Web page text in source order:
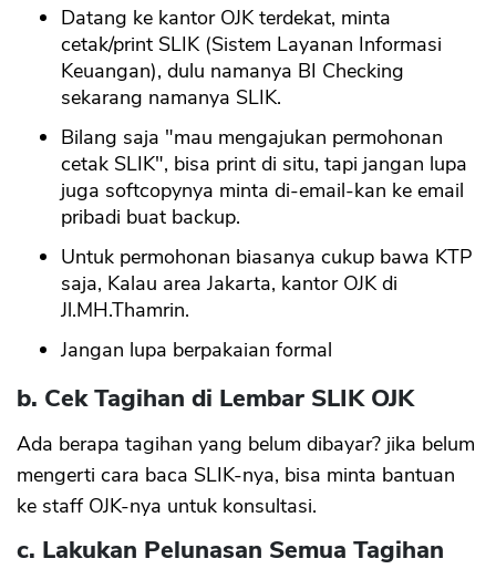
Datang ke kantor OJK terdekat, minta
cetak/print SLIK (Sistem Layanan Informasi
Keuangan), dulu namanya BI Checking
sekarang namanya SLIK.
Bilang saja "mau mengajukan permohonan
cetak SLIK", bisa print di situ, tapi jangan lupa
juga softcopynya minta di-email-kan ke email
pribadi buat backup.
Untuk permohonan biasanya cukup bawa KTP
saja, Kalau area Jakarta, kantor OJK di
Jl.MH.Thamrin.
Jangan lupa berpakaian formal
b. Cek Tagihan di Lembar SLIK OJK
Ada berapa tagihan yang belum dibayar? jika belum
mengerti cara baca SLIK-nya, bisa minta bantuan
ke staff OJK-nya untuk konsultasi.
c. Lakukan Pelunasan Semua Tagihan
OK